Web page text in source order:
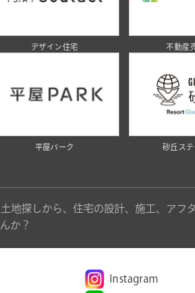
デザイン住宅 不動産
平屋パーク 砂丘ス
地探しから、住宅の設計、施工、アフ
か？
Instagram